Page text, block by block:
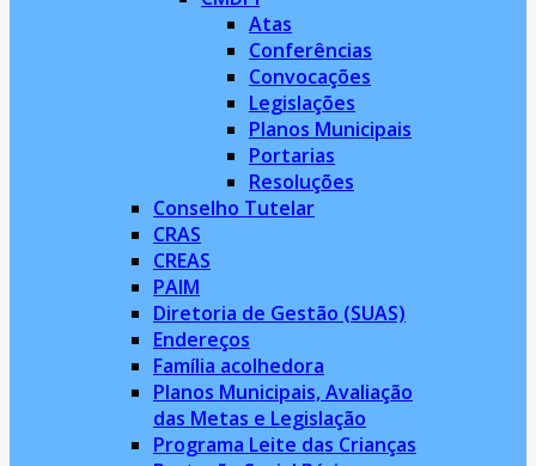
Atas
Conferências
Convocações
Legislações
Planos Municipais
Portarias
Resoluções
Conselho Tutelar
CRAS
CREAS
PAIM
Diretoria de Gestão (SUAS)
Endereços
Família acolhedora
Planos Municipais, Avaliação
das Metas e Legislação
Programa Leite das Crianças